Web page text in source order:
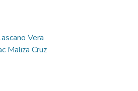
Vera
Maliza Cruz